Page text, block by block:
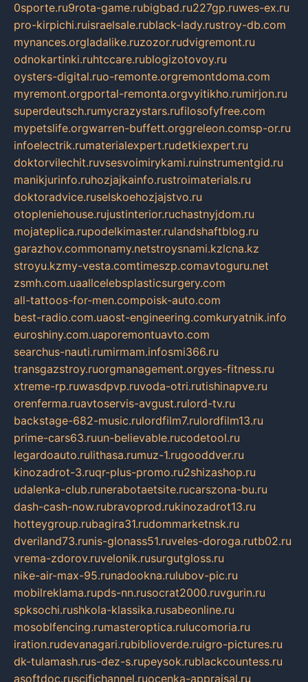
0sporte.ru9rota-game.rubigbad.ru227gp.ruwes-ex.ru
pro-kirpichi.ruisraelsale.rublack-lady.rustroy-db.com
mynances.orgladalike.ruzozor.rudvigremont.ru
odnokartinki.ruhtccare.rublogizotovoy.ru
oysters-digital.ruo-remonte.orgremontdoma.com
myremont.orgportal-remonta.orgvyitikho.rumirjon.ru
superdeutsch.rumycrazystars.rufilosofyfree.com
mypetslife.orgwarren-buffett.orggreleon.comsp-or.ru
infoelectrik.rumaterialexpert.rudetkiexpert.ru
doktorvilechit.ruvsesvoimirykami.ruinstrumentgid.ru
manikjurinfo.ruhozjajkainfo.rustroimaterials.ru
doktoradvice.ruselskoehozjajstvo.ru
otopleniehouse.rujustinterior.ruchastnyjdom.ru
mojateplica.rupodelkimaster.rulandshaftblog.ru
garazhov.commonamy.netstroysnami.kzlcna.kz
stroyu.kzmy-vesta.comtimeszp.comavtoguru.net
zsmh.com.uaallcelebsplasticsurgery.com
all-tattoos-for-men.compoisk-auto.com
best-radio.com.uaost-engineering.comkuryatnik.info
euroshiny.com.uaporemontuavto.com
searchus-nauti.rumirmam.infosmi366.ru
transgazstroy.ruorgmanagement.orgyes-fitness.ru
xtreme-rp.ruwasdpvp.ruvoda-otri.rutishinapve.ru
orenferma.ruavtoservis-avgust.rulord-tv.ru
backstage-682-music.rulordfilm7.rulordfilm13.ru
prime-cars63.ruun-believable.rucodetool.ru
legardoauto.rulithasa.rumuz-1.rugooddver.ru
kinozadrot-3.ruqr-plus-promo.ru2shizashop.ru
udalenka-club.runerabotaetsite.rucarszona-bu.ru
dash-cash-now.rubravoprod.rukinozadrot13.ru
hotteygroup.rubagira31.rudommarketnsk.ru
dveriland73.runis-glonass51.ruveles-doroga.rutb02.ru
vrema-zdorov.ruvelonik.rusurgutgloss.ru
nike-air-max-95.runadookna.rulubov-pic.ru
mobilreklama.rupds-nn.rusocrat2000.ruvgurin.ru
spksochi.rushkola-klassika.rusabeonline.ru
mosoblfencing.rumasteroptica.rulucomoria.ru
iration.rudevanagari.rubiblioverde.ruigro-pictures.ru
dk-tulamash.rus-dez-s.rupeysok.rublackcountess.ru
asoftdoc.ruscifichannel.ruocenka-appraisal.ru